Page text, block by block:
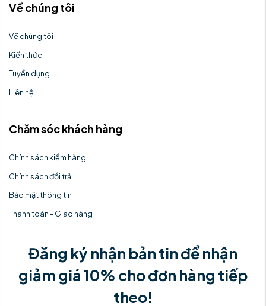
Về chúng tôi
Về chúng tôi
Kiến thức
Tuyển dụng
Liên hệ
Chăm sóc khách hàng
Chính sách kiểm hàng
Chính sách đổi trả
Bảo mật thông tin
Thanh toán - Giao hàng
Đăng ký nhận bản tin để nhận
giảm giá 10% cho đơn hàng tiếp
theo!